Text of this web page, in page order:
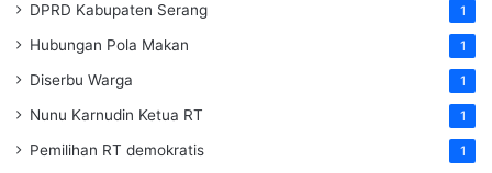
DPRD Kabupaten Serang 1
Hubungan Pola Makan 1
Diserbu Warga 1
Nunu Karnudin Ketua RT 1
Pemilihan RT demokratis 1